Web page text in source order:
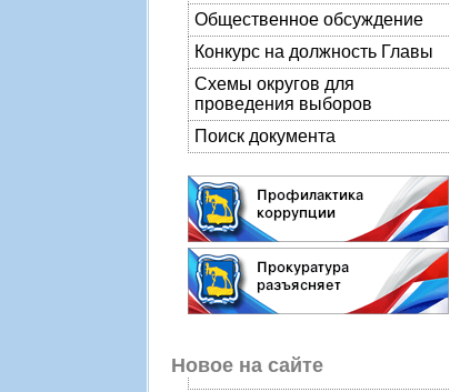
Общественное обсуждение
Конкурс на должность Главы
Схемы округов для
проведения выборов
Поиск документа
Новое на сайте